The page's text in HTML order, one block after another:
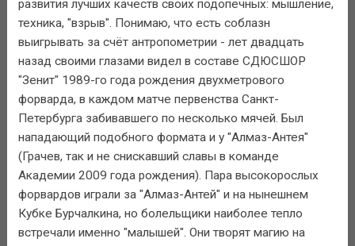
развития лучших качеств своих подопечных: мышление,
техника, "взрыв". Понимаю, что есть соблазн
выигрывать за счёт антропометрии - лет двадцать
назад своими глазами видел в составе СДЮСШОР
"Зенит" 1989-го года рождения двухметрового
форварда, в каждом матче первенства Санкт-
Петербурга забивавшего по несколько мячей. Был
нападающий подобного формата и у "Алмаз-Антея"
(Грачев, так и не снискавший славы в команде
Академии 2009 года рождения). Пара высокорослых
форвардов играли за "Алмаз-Антей" и на нынешнем
Кубке Бурчалкина, но болельщики наиболее тепло
встречали именно "малышей". Они творят магию на